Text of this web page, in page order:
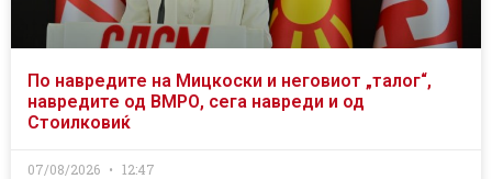
По навредите на Мицкоски и неговиот „талог“,
навредите од ВМРО, сега навреди и од
Стоилковиќ
07/08/2026 12:47